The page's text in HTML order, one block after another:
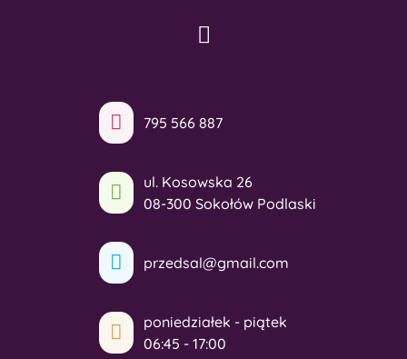
795 566 887
ul. Kosowska 26
08-300 Sokołów Podlaski
przedsal@gmail.com
poniedziałek - piątek
06:45 - 17:00